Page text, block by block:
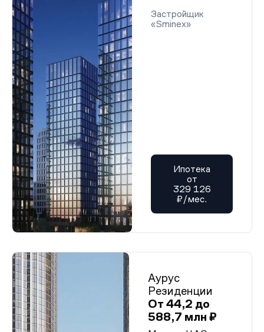
Застройщик
«Sminex»
Ипотека
от
329 126
₽/мес.
Аурус
Резиденции
От 44,2 до
588,7 млн ₽